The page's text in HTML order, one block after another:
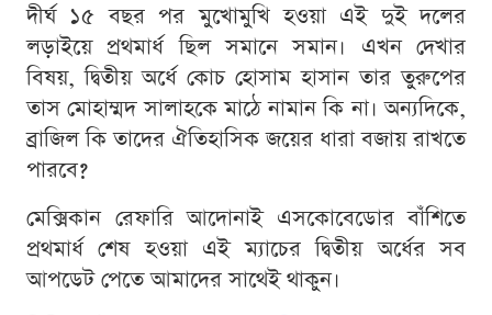
দীর্ঘ ১৫ বছর পর মুখোমুখি হওয়া এই দুই দলের
লড়াইয়ে প্রথমার্ধ ছিল সমানে সমান। এখন দেখার
বিষয়, দ্বিতীয় অর্ধে কোচ হোসাম হাসান তার তুরুপের
তাস মোহাম্মদ সালাহকে মাঠে নামান কি না। অন্যদিকে,
ব্রাজিল কি তাদের ঐতিহাসিক জয়ের ধারা বজায় রাখতে
পারবে?
মেক্সিকান রেফারি আদোনাই এসকোবেডোর বাঁশিতে
প্রথমার্ধ শেষ হওয়া এই ম্যাচের দ্বিতীয় অর্ধের সব
আপডেট পেতে আমাদের সাথেই থাকুন।